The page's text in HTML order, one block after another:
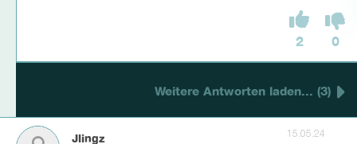
2 0
Weitere Antworten laden... (3)
Jlingz 15.05.24